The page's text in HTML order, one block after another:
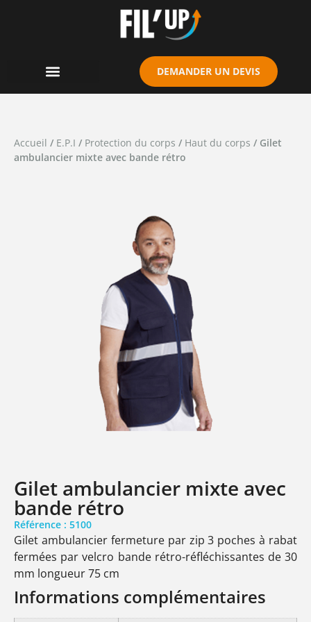
DEMANDER UN DEVIS
Accueil / E.P.I / Protection du corps / Haut du corps / Gilet
ambulancier mixte avec bande rétro
Gilet ambulancier mixte avec
bande rétro
Référence : 5100
Gilet ambulancier fermeture par zip 3 poches à rabat
fermées par velcro bande rétro-réfléchissantes de 30
mm longueur 75 cm
Informations complémentaires
Cookies management panel